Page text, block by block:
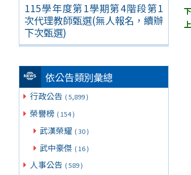
115學年度第1學期第4階段第1
次代理教師甄選(無人報名，續辦
下次甄選)
依公告類別彙總
行政公告 ( 5,899 )
榮譽榜 ( 154 )
武漢榮耀 ( 30 )
武中豪傑 ( 16 )
人事公告 ( 589 )